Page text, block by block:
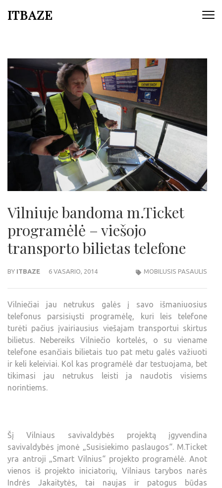
ITBAZE
Vilniuje bandoma m.Ticket
programėlė – viešojo
transporto bilietas telefone
BY ITBAZE 6 VASARIO, 2014 MOBILUSIS PASAULIS
Vilniečiai jau netrukus galės į savo išmaniuosius
telefonus parsisiųsti programėlę, kuri leis telefone
turėti pačius įvairiausius viešajam transportui skirtus
bilietus. Nebereiks Vilniečio kortelės, o su viename
telefone esančiais bilietais tuo pat metu galės važiuoti
ir keli keleiviai. Kol kas programėlė dar testuojama, bet
tikimasi jau netrukus leisti ja naudotis visiems
norintiems.
Šį Vilniaus savivaldybės projektą įgyvendina
savivaldybės įmonė „Susisiekimo paslaugos“. M.Ticket
yra antroji „Smart Vilnius“ projekto programėlė. Anot
vienos iš projekto iniciatorių, Vilniaus tarybos narės
Indrės Jakaitytės, tai naujas ir patogus būdas